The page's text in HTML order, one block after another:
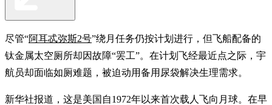
尽管“阿耳忒弥斯2号”绕月任务仍按计划进行，但飞船配备的
钛金属太空厕所却因故障“罢工”。在计划飞经最近点之际，宇
航员却面临如厕难题，被迫动用备用尿袋解决生理需求。
新华社报道，这是美国自1972年以来首次载人飞向月球。在早